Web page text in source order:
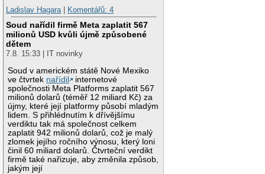
Ladislav Hagara
Komentářů: 4
Soud nařídil firmě Meta zaplatit 567
milionů USD kvůli újmě způsobené
dětem
7.8. 15:33 | IT novinky
Soud v americkém státě Nové Mexiko
ve čtvrtek nařídil
internetové
společnosti Meta Platforms zaplatit 567
milionů dolarů (téměř 12 miliard Kč) za
újmy, které její platformy působí mladým
lidem. S přihlédnutím k dřívějšímu
verdiktu tak má společnost celkem
zaplatit 942 milionů dolarů, což je malý
zlomek jejího ročního výnosu, který loni
činil 60 miliard dolarů. Čtvrteční verdikt
firmě také nařizuje, aby změnila způsob,
jakým její